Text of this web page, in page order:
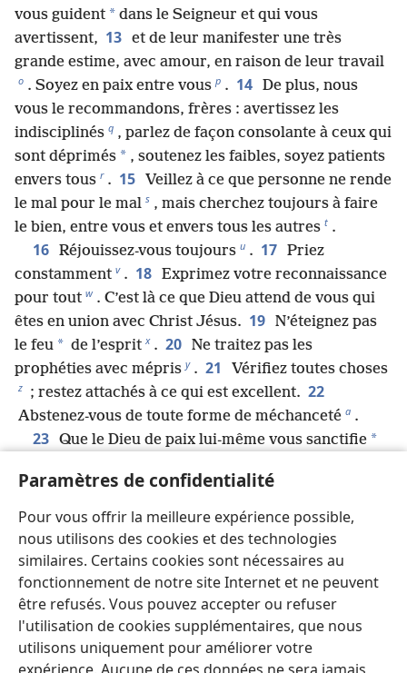
Paramètres de confidentialité
Pour vous offrir la meilleure expérience possible,
nous utilisons des cookies et des technologies
similaires. Certains cookies sont nécessaires au
fonctionnement de notre site Internet et ne peuvent
être refusés. Vous pouvez accepter ou refuser
l'utilisation de cookies supplémentaires, que nous
utilisons uniquement pour améliorer votre
vous guident * dans le Seigneur et qui vous
avertissent, 13 et de leur manifester une très
grande estime, avec amour, en raison de leur travail
o . Soyez en paix entre vous p . 14 De plus, nous
vous le recommandons, frères : avertissez les
indisciplinés q , parlez de façon consolante à ceux qui
sont déprimés * , soutenez les faibles, soyez patients
envers tous r . 15 Veillez à ce que personne ne rende
le mal pour le mal s , mais cherchez toujours à faire
le bien, entre vous et envers tous les autres t .
16 Réjouissez-vous toujours u . 17 Priez
constamment v . 18 Exprimez votre reconnaissance
pour tout w . C’est là ce que Dieu attend de vous qui
êtes en union avec Christ Jésus. 19 N’éteignez pas
le feu * de l’esprit x . 20 Ne traitez pas les
prophéties avec mépris y . 21 Vérifiez toutes choses
z ; restez attachés à ce qui est excellent. 22
Abstenez-vous de toute forme de méchanceté a .
23 Que le Dieu de paix lui-même vous sanctifie *
groupe que vous formez soient gardés
irréprochables et sans défaut à tous égards lors de la
présence de notre Seigneur Jésus Christ
. 24
qui vous appelle est fidèle ; il fera cela à coup sûr.
25 Frères, continuez à prier pour nous c .
26 Saluez tous les frères par un saint baiser.
27 Je vous demande solennellement par le
Seigneur de lire cette lettre à tous les frères